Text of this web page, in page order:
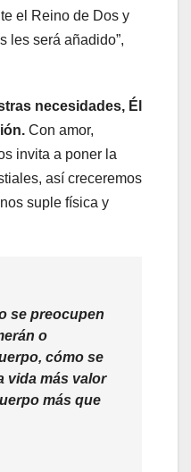
el Reino de Dos y
les será añadido”,
necesidades, Él
Con amor,
invita a poner la
así creceremos
suple física y
se preocupen
o
cómo se
vida más valor
más que